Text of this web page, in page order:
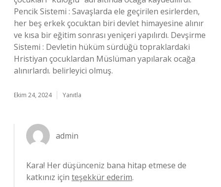
Pencik Sistemi : Savaşlarda ele geçirilen esirlerden,
her beş erkek çocuktan biri devlet himayesine alınır
ve kısa bir eğitim sonrası yeniçeri yapılırdı. Devşirme
Sistemi : Devletin hüküm sürdüğü topraklardaki
Hristiyan çocuklardan Müslüman yapılarak ocağa
alınırlardı. belirleyici olmuş.
Ekim 24, 2024 Yanıtla
admin
Kara! Her düşünceniz bana hitap etmese de
katkınız için teşekkür ederim.